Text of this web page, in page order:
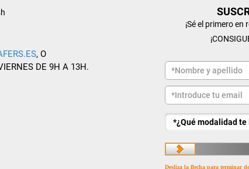
, O
DE 9H A 13H.
¡Sé el primero
Desliza la flecha para terminar